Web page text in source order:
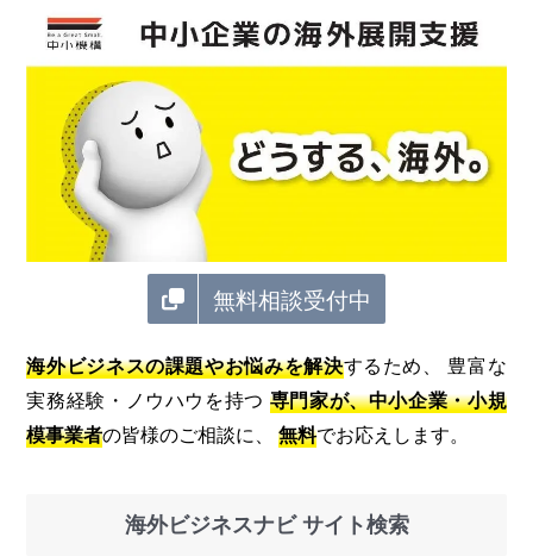
無料相談受付中
海外ビジネスの課題やお悩みを解決するため、 豊富な
実務経験・ノウハウを持つ 専門家が、中小企業・小規
模事業者の皆様のご相談に、無料でお応えします。
海外ビジネスナビ サイト検索